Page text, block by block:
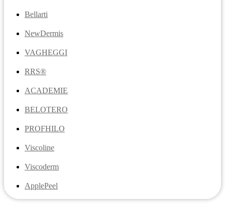
Bellarti
NewDermis
VAGHEGGI
RRS®
ACADEMIE
BELOTERO
PROFHILO
Viscoline
Viscoderm
ApplePeel